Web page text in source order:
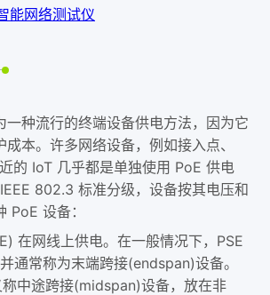
能网络测试仪
一种流行的终端设备供电方法，因为它
本。许多网络设备，例如接入点、
的 IoT 几乎都是单独使用 PoE 供电
802.3 标准分级，设备按其电压和
PoE 设备：
在网线上供电。在一般情况下，PSE
通常称为末端跨接(endspan)设备。
中途跨接(midspan)设备，放在非